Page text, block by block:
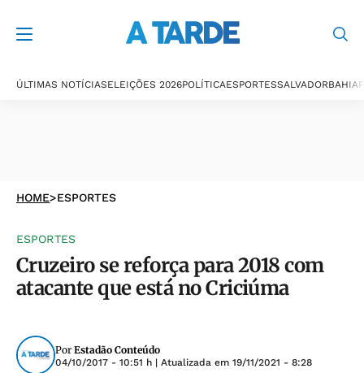
ÚLTIMAS NOTÍCIASELEIÇÕES 2026POLÍTICAESPORTESSALVADORBAHIA
HOME>ESPORTES
ESPORTES
Cruzeiro se reforça para 2018 com
atacante que está no Criciúma
Por Estadão Conteúdo
04/10/2017 - 10:51 h | Atualizada em 19/11/2021 - 8:28